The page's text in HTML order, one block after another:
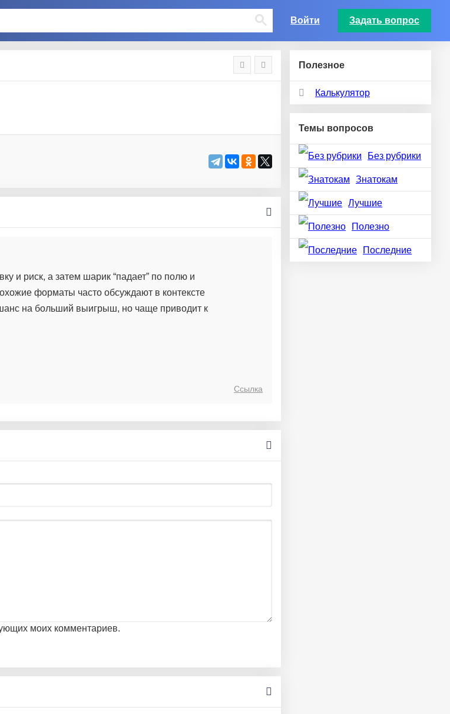
Войти Задать вопрос
Полезное
Калькулятор
Темы вопросов
Без рубрики
Знатокам
Лучшие
Полезно
Последние
и риск, а затем шарик “падает” по полю и
форматы часто обсуждают в контексте
на больший выигрыш, но чаще приводит к
Ссылка
моих комментариев.